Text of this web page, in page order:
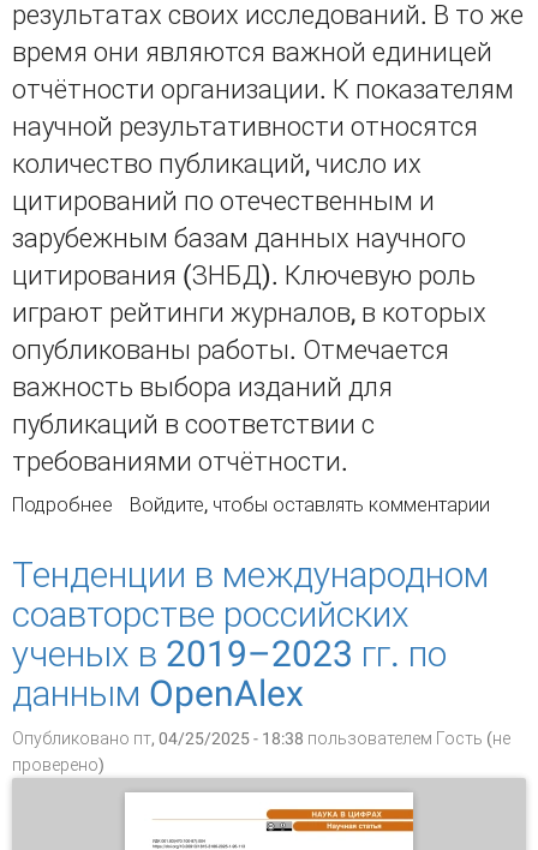
результатах своих исследований. В то же
время они являются важной единицей
отчётности организации. К показателям
научной результативности относятся
количество публикаций, число их
цитирований по отечественным и
зарубежным базам данных научного
цитирования (ЗНБД). Ключевую роль
играют рейтинги журналов, в которых
опубликованы работы. Отмечается
важность выбора изданий для
публикаций в соответствии с
требованиями отчётности.
Подробнее о Роль научных публикаций в оценке
Войдите, чтобы оставлять комментарии
Тенденции в международном
соавторстве российских
ученых в 2019–2023 гг. по
данным OpenAlex
Опубликовано пт, 04/25/2025 - 18:38 пользователем Гость (не
проверено)